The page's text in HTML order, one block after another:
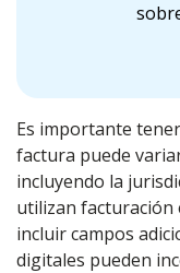
Es importante
factura puede
incluyendo la
utilizan facturación
incluir campos
digitales pueden